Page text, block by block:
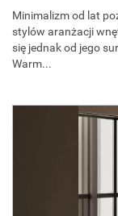
Minimalizm od lat
stylów aranżacji
się jednak od jego
Warm...